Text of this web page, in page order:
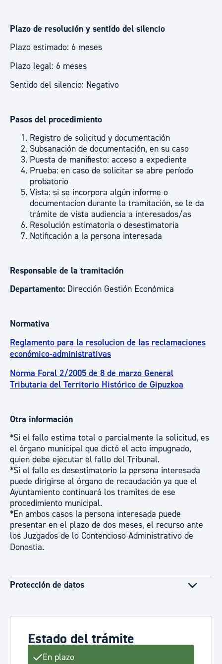
Plazo de resolución y sentido del silencio
Plazo estimado: 6 meses
Plazo legal: 6 meses
Sentido del silencio: Negativo
Pasos del procedimiento
Registro de solicitud y documentación
Subsanación de documentación, en su caso
Puesta de manifiesto: acceso a expediente
Prueba: en caso de solicitar se abre período
probatorio
Vista: si se incorpora algún informe o
documentacion durante la tramitación, se le da
trámite de vista audiencia a interesados/as
Resolución estimatoria o desestimatoria
Notificación a la persona interesada
Responsable de la tramitación
Departamento: Dirección Gestión Económica
Normativa
Reglamento para la resolucion de las reclamaciones
económico-administrativas
Norma Foral 2/2005 de 8 de marzo General
Tributaria del Territorio Histórico de Gipuzkoa
Otra información
*Si el fallo estima total o parcialmente la solicitud, es
el órgano municipal que dictó el acto impugnado,
quien debe ejecutar el fallo del Tribunal.
*Si el fallo es desestimatorio la persona interesada
puede dirigirse al órgano de recaudación ya que el
Ayuntamiento continuará los tramites de ese
procedimiento municipal.
*En ambos casos la persona interesada puede
presentar en el plazo de dos meses, el recurso ante
los Juzgados de lo Contencioso Administrativo de
Donostia.
Protección de datos
Estado del trámite
En plazo